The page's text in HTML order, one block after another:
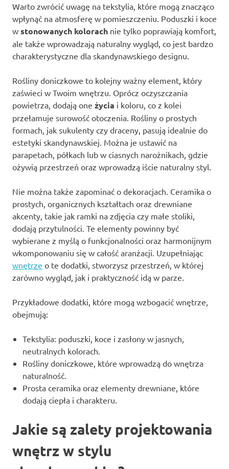
Warto zwrócić uwagę na tekstylia, które mogą znacząco
wpłynąć na atmosferę w pomieszczeniu. Poduszki i koce
w stonowanych kolorach nie tylko poprawiają komfort,
ale także wprowadzają naturalny wygląd, co jest bardzo
charakterystyczne dla skandynawskiego designu.
Rośliny doniczkowe to kolejny ważny element, który
zaświeci w Twoim wnętrzu. Oprócz oczyszczania
powietrza, dodają one życia i koloru, co z kolei
przełamuje surowość otoczenia. Rośliny o prostych
formach, jak sukulenty czy draceny, pasują idealnie do
estetyki skandynawskiej. Można je ustawić na
parapetach, półkach lub w ciasnych narożnikach, gdzie
ożywią przestrzeń oraz wprowadzą iście naturalny styl.
Nie można także zapominać o dekoracjach. Ceramika o
prostych, organicznych kształtach oraz drewniane
akcenty, takie jak ramki na zdjęcia czy małe stoliki,
dodają przytulności. Te elementy powinny być
wybierane z myślą o funkcjonalności oraz harmonijnym
wkomponowaniu się w całość aranżacji. Uzupełniając
wnętrze o te dodatki, stworzysz przestrzeń, w której
zarówno wygląd, jak i praktyczność idą w parze.
Przykładowe dodatki, które mogą wzbogacić wnętrze,
obejmują:
Tekstylia: poduszki, koce i zasłony w jasnych,
neutralnych kolorach.
Rośliny doniczkowe, które wprowadzą do wnętrza
naturalność.
Prosta ceramika oraz elementy drewniane, które
dodają ciepła i charakteru.
Jakie są zalety projektowania
wnętrz w stylu